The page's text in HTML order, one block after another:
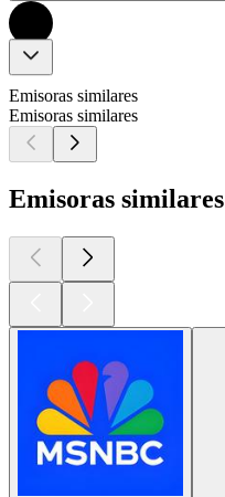
Emisoras similares
Emisoras similares
Emisoras similares